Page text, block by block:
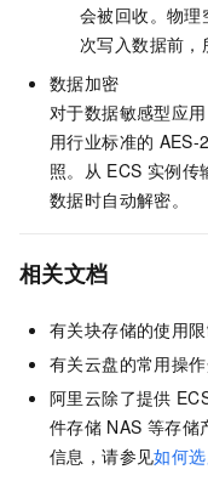
会被回收。物
次写入数据前，
数据加密
对于数据敏感型应
用行业标准的 AES-
照。从 ECS 实例传
数据时自动解密。
相关文档
有关块存储的使用
有关云盘的常用操
阿里云除了提供
件存储 NAS 等存储
信息，请参见如何